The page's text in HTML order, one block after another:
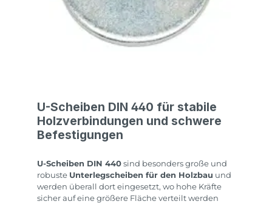
U-Scheiben DIN 440 für stabile
Holzverbindungen und schwere
Befestigungen
U-Scheiben DIN 440 sind besonders große und
robuste Unterlegscheiben für den Holzbau und
werden überall dort eingesetzt, wo hohe Kräfte
sicher auf eine größere Fläche verteilt werden